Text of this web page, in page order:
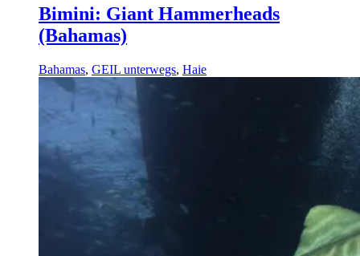
Bimini: Giant Hammerheads
(Bahamas)
Bahamas, GEIL unterwegs, Haie